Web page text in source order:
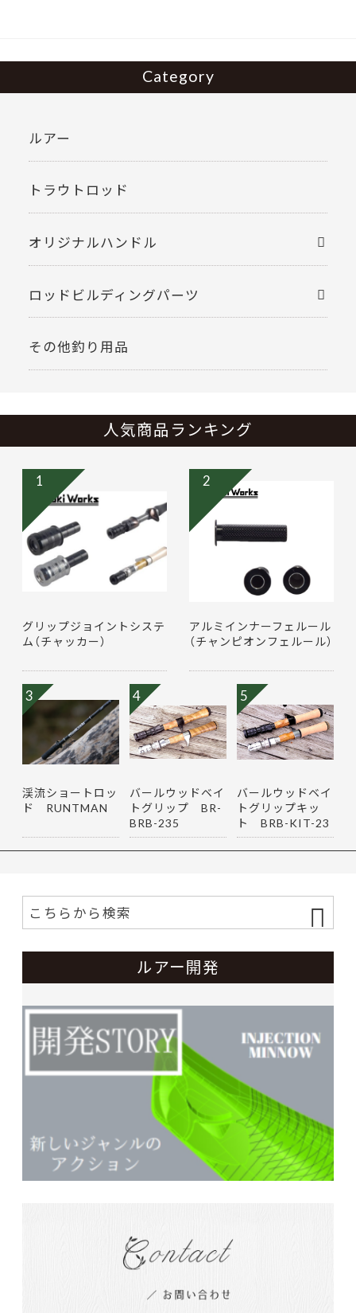
Category
ルアー
トラウトロッド
オリジナルハンドル
ロッドビルディングパーツ
その他釣り用品
人気商品ランキング
グリップジョイントシステ
ム（チャッカー）
1
アルミインナーフェルール
（チャンピオンフェルール）
2
渓流ショートロッ
ド RUNTMAN
3
バールウッドベイ
トグリップ BR-
BRB-235
4
バールウッドベイ
トグリップキッ
ト BRB-KIT-23
5
5
ルアー開発